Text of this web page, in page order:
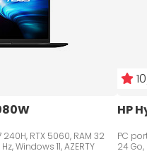
RTX 5060, RAM 32
Windows 11, AZERTY
HP
PC
24 Go,